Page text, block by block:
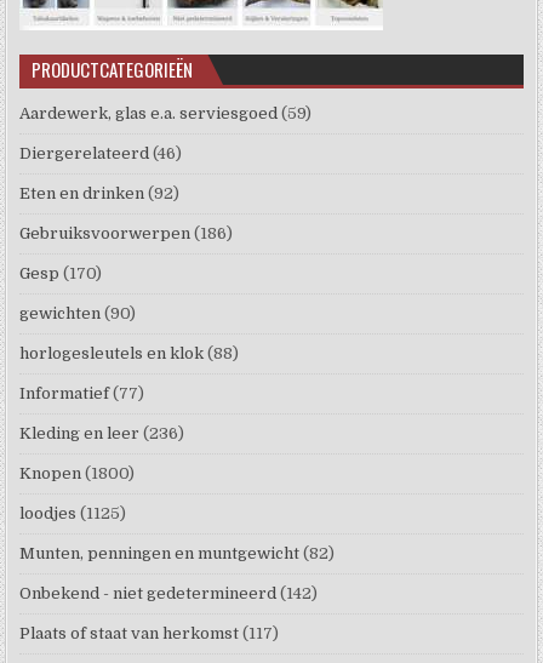
PRODUCTCATEGORIEËN
Aardewerk, glas e.a. serviesgoed (59)
Diergerelateerd (46)
Eten en drinken (92)
Gebruiksvoorwerpen (186)
Gesp (170)
gewichten (90)
horlogesleutels en klok (88)
Informatief (77)
Kleding en leer (236)
Knopen (1800)
loodjes (1125)
Munten, penningen en muntgewicht (82)
Onbekend - niet gedetermineerd (142)
Plaats of staat van herkomst (117)